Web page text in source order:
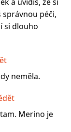
správnou péči,
si dlouho
neměla.
Merino je